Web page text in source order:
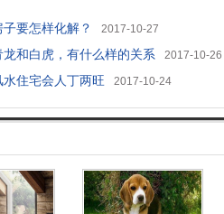
要怎样化解？ 2017-10-27
龙和白虎，有什么样的关系 2017-10-26
住宅会人丁两旺 2017-10-24